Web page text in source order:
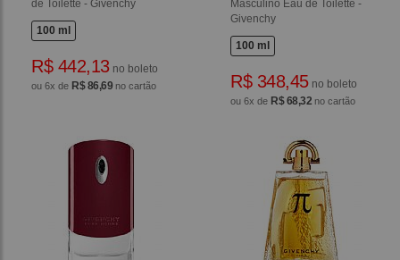
de Toilette - Givenchy
100 ml
R$ 442,13no boleto
ou 6x de R$ 86,69 no cartão
Masculino Eau de Toilette -
Givenchy
100 ml
R$ 348,45no boleto
ou 6x de R$ 68,32 no cartão